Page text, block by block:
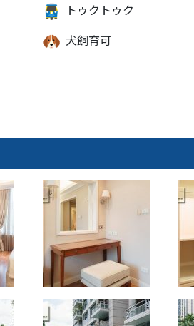
トゥクトゥク
犬飼育可